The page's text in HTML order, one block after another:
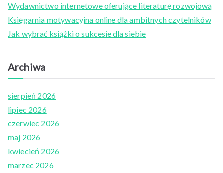
Wydawnictwo internetowe oferujące literaturę rozwojową
Księgarnia motywacyjna online dla ambitnych czytelników
Jak wybrać książki o sukcesie dla siebie
Archiwa
sierpień 2026
lipiec 2026
czerwiec 2026
maj 2026
kwiecień 2026
marzec 2026